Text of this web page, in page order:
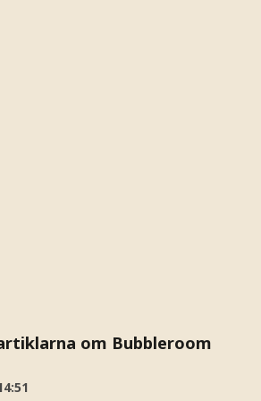
om Bubbleroom